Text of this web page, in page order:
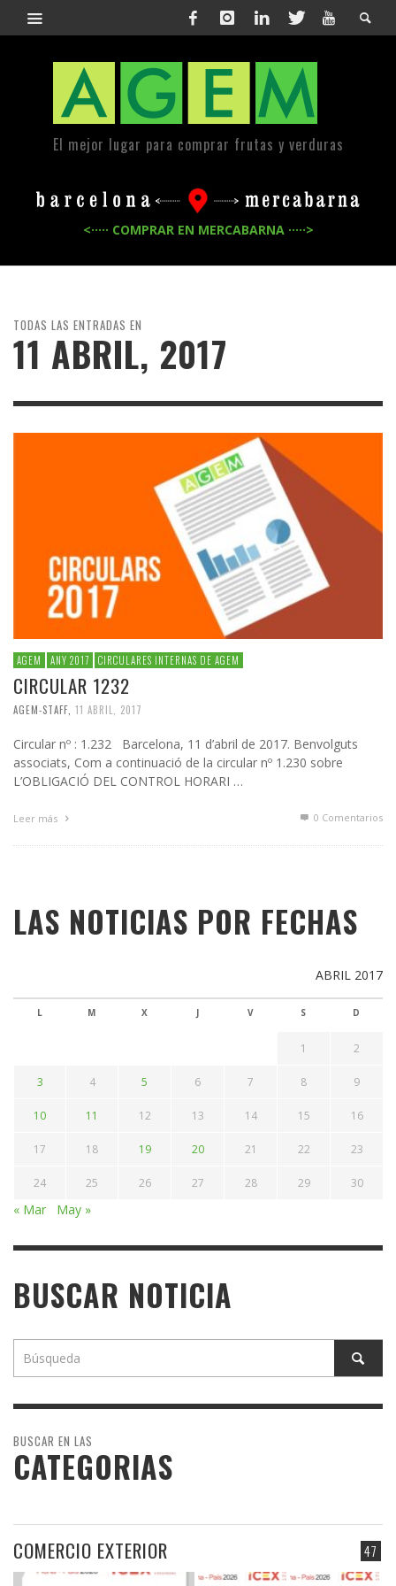
El mejor lugar para comprar frutas y verduras
<····· COMPRAR EN MERCABARNA ·····>
TODAS LAS ENTRADAS EN
11 ABRIL, 2017
AGEM ANY 2017 CIRCULARES INTERNAS DE AGEM
CIRCULAR 1232
AGEM-STAFF 11 ABRIL, 2017
Circular nº : 1.232 Barcelona, 11 d’abril de 2017. Benvolguts
associats, Com a continuació de la circular nº 1.230 sobre
L’OBLIGACIÓ DEL CONTROL HORARI …
Leer más 0 Comentarios
LAS NOTICIAS POR FECHAS
ABRIL 2017
L M X J V S D
1 2
3 4 5 6 7 8 9
10 11 12 13 14 15 16
17 18 19 20 21 22 23
24 25 26 27 28 29 30
« Mar May »
BUSCAR NOTICIA
BUSCAR EN LAS
CATEGORIAS
47
COMERCIO EXTERIOR